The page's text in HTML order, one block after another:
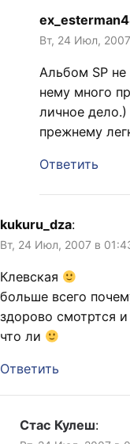
Вт, 24 Июл,
Альбом SP
нему много
личное
прежнему
Ответить
kukuru_dza:
Вт, 24 Июл, 2007 в
Клевская
больше всего
здорово смотртся
что ли
Ответить
Стас Кулеш: